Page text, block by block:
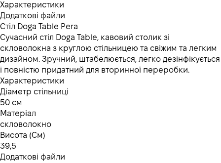
Характеристики
Додаткові файли
Стiл Doga Table Pera
Сучасний стіл Doga Table, кавовий столик зі
скловолокна з круглою стільницею та свіжим та легким
дизайном. Зручний, штабелюється, легко дезінфікується
і повністю придатний для вторинної переробки.
Характеристики
Діаметр стільниці
50 см
Матеріал
скловолокно
Висота (См)
39,5
Додаткові файли